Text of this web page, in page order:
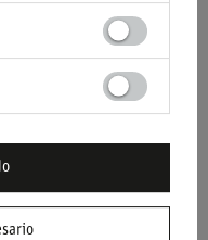
más bajo en 30 días antes
25,30 € -20%